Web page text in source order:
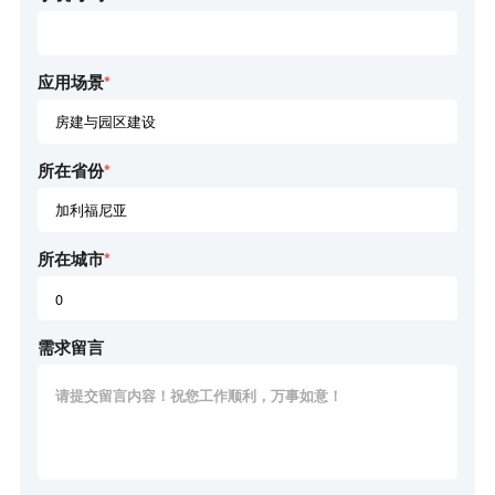
应用场景*
所在省份*
所在城市*
需求留言